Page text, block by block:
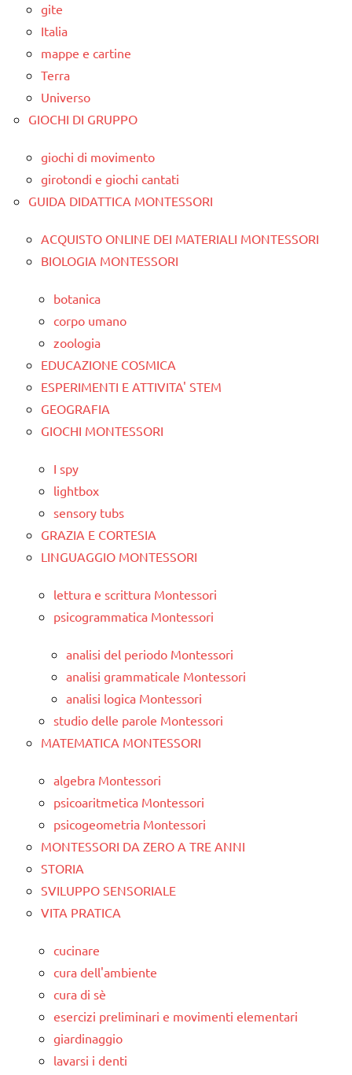
gite
Italia
mappe e cartine
Terra
Universo
GIOCHI DI GRUPPO
giochi di movimento
girotondi e giochi cantati
GUIDA DIDATTICA MONTESSORI
ACQUISTO ONLINE DEI MATERIALI MONTESSORI
BIOLOGIA MONTESSORI
botanica
corpo umano
zoologia
EDUCAZIONE COSMICA
ESPERIMENTI E ATTIVITA' STEM
GEOGRAFIA
GIOCHI MONTESSORI
I spy
lightbox
sensory tubs
GRAZIA E CORTESIA
LINGUAGGIO MONTESSORI
lettura e scrittura Montessori
psicogrammatica Montessori
analisi del periodo Montessori
analisi grammaticale Montessori
analisi logica Montessori
studio delle parole Montessori
MATEMATICA MONTESSORI
algebra Montessori
psicoaritmetica Montessori
psicogeometria Montessori
MONTESSORI DA ZERO A TRE ANNI
STORIA
SVILUPPO SENSORIALE
VITA PRATICA
cucinare
cura dell'ambiente
cura di sè
esercizi preliminari e movimenti elementari
giardinaggio
lavarsi i denti